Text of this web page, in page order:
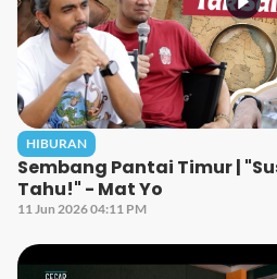
HIBURAN
Sembang Pantai Timur |
Tahu!" - Mat Yo
11 Jun 2026 04:11 PM